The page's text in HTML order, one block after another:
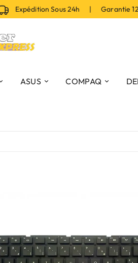
Expédition Sous 24h | Garantie 12
ASUS COMPAQ